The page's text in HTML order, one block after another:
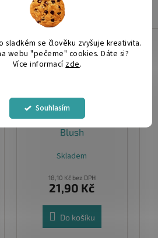
sladkém se člověku zvyšuje kreativita.
webu "pečeme" cookies. Dáte si?
Více informací zde.
Souhlasím
Obálka C5 - Nude
Blush
Skladem
18,10 Kč bez DPH
21,90 Kč
Do košíku